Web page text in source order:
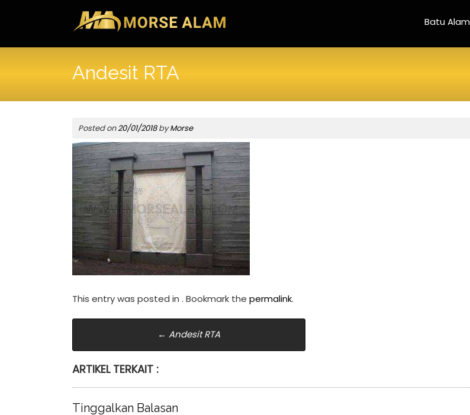
Batu Alam
Andesit RTA
Posted on20/01/2018byMorse
This entry was posted in . Bookmark the permalink.
navigation
← Andesit RTA
ARTIKEL TERKAIT :
Tinggalkan Balasan